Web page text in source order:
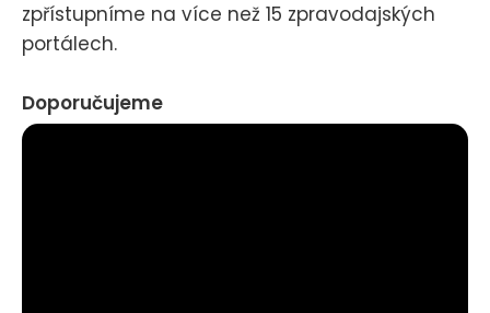
zpřístupníme na více než 15 zpravodajských
portálech.
Doporučujeme